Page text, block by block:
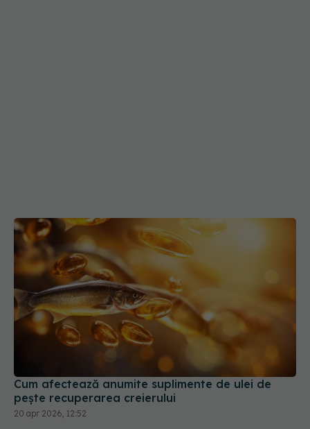
Cum afectează anumite suplimente de ulei de
pește recuperarea creierului
20 apr 2026, 12:52